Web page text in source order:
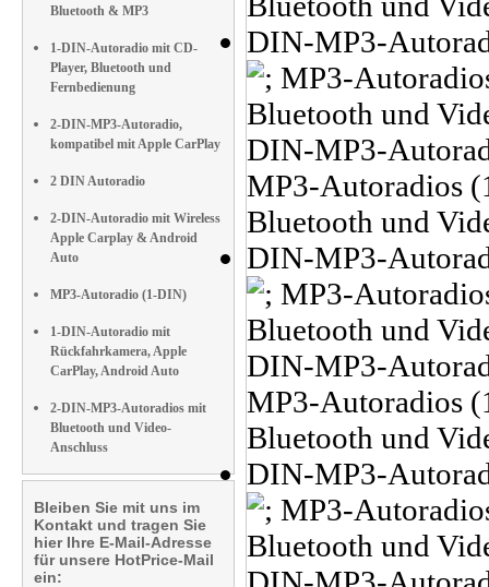
Bluetooth & MP3
1-DIN-Autoradio mit CD-
Player, Bluetooth und
Fernbedienung
2-DIN-MP3-Autoradio,
kompatibel mit Apple CarPlay
2 DIN Autoradio
2-DIN-Autoradio mit Wireless
Apple Carplay & Android
Auto
MP3-Autoradio (1-DIN)
1-DIN-Autoradio mit
Rückfahrkamera, Apple
CarPlay, Android Auto
2-DIN-MP3-Autoradios mit
Bluetooth und Video-
Anschluss
Bleiben Sie mit uns im
Kontakt und tragen Sie
hier Ihre E-Mail-Adresse
für unsere HotPrice-Mail
ein: